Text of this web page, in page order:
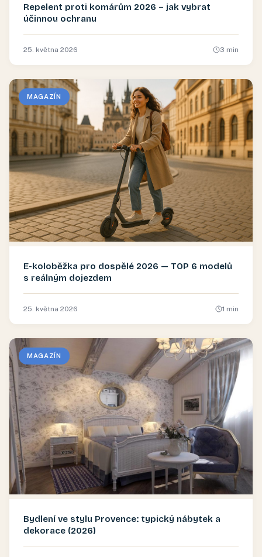
Repelent proti komárům 2026 – jak vybrat
účinnou ochranu
25. května 2026 3 min
MAGAZÍN
E-koloběžka pro dospělé 2026 — TOP 6 modelů
s reálným dojezdem
25. května 2026 1 min
MAGAZÍN
Bydlení ve stylu Provence: typický nábytek a
dekorace (2026)